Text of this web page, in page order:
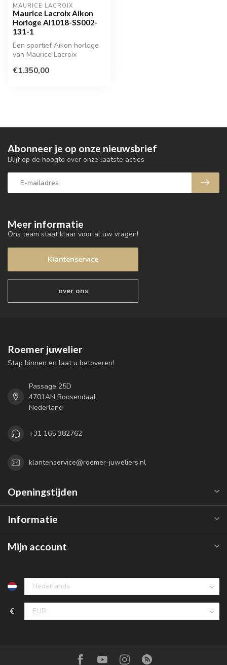
MAURICE LACROIX
Maurice Lacroix Aikon
Horloge AI1018-SS002-
131-1
Een sportief Aikon horloge
van Maurice Lacroix
€1.350,00
Meer informatie
Ons team staat klaar voor al uw vragen!
Klantenservice
over ons
Abonneer je op onze nieuwsbrief
Blijf op de hoogte over onze laatste acties
Roemer juwelier
Stap binnen en laat u betoveren!
Passage 25D
4701AN Roosendaal
Nederland
+31 165 382762
klantenservice@roemer-juweliers.nl
Openingstijden
Informatie
Mijn account
€